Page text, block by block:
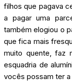
filhos que pagava
a pagar uma
também elogiou o
que fica mais
muito quente, faz
esquadria de
vocês possam ter a